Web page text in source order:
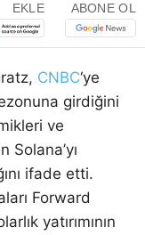
EKLE ABONE OL
CNBC‘ye
girdiğini
ve
Solana’yı
ifade etti.
Forward
yatırımının